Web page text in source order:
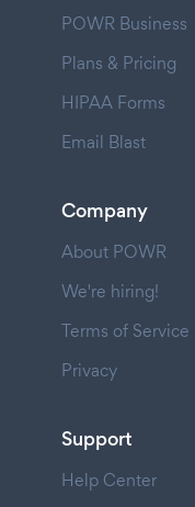
POWR Business
Plans & Pricing
HIPAA Forms
Email Blast
Company
About POWR
We're hiring!
Terms of Service
Privacy
Support
Help Center